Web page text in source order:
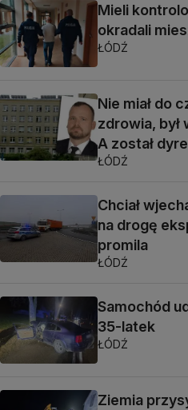
Mieli
okradali
ŁÓDŹ
Nie miał do
zdrowia,
A został
ŁÓDŹ
Chciał
na drogę
promila
ŁÓDŹ
Samochód
35-latek
ŁÓDŹ
Ziemia